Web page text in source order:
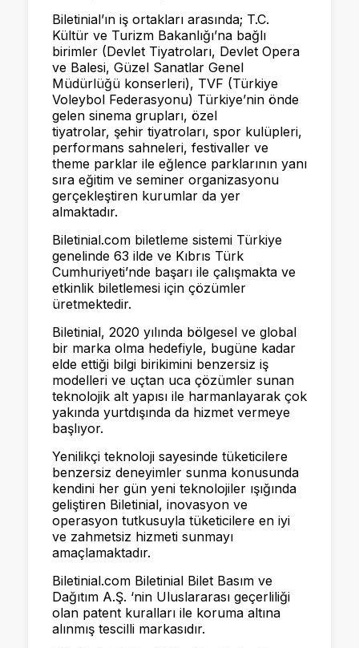
Biletinial’ın iş ortakları arasında; T.C.
Kültür ve Turizm Bakanlığı’na bağlı
birimler (Devlet Tiyatroları, Devlet Opera
ve Balesi, Güzel Sanatlar Genel
Müdürlüğü konserleri), TVF (Türkiye
Voleybol Federasyonu) Türkiye’nin önde
gelen sinema grupları, özel
tiyatrolar, şehir tiyatroları, spor kulüpleri,
performans sahneleri, festivaller ve
theme parklar ile eğlence parklarının yanı
sıra eğitim ve seminer organizasyonu
gerçekleştiren kurumlar da yer
almaktadır.
Biletinial.com biletleme sistemi Türkiye
genelinde 63 ilde ve Kıbrıs Türk
Cumhuriyeti’nde başarı ile çalışmakta ve
etkinlik biletlemesi için çözümler
üretmektedir.
Biletinial, 2020 yılında bölgesel ve global
bir marka olma hedefiyle, bugüne kadar
elde ettiği bilgi birikimini benzersiz iş
modelleri ve uçtan uca çözümler sunan
teknolojik alt yapısı ile harmanlayarak çok
yakında yurtdışında da hizmet vermeye
başlıyor.
Yenilikçi teknoloji sayesinde tüketicilere
benzersiz deneyimler sunma konusunda
kendini her gün yeni teknolojiler ışığında
geliştiren Biletinial, inovasyon ve
operasyon tutkusuyla tüketicilere en iyi
ve zahmetsiz hizmeti sunmayı
amaçlamaktadır.
Biletinial.com Biletinial Bilet Basım ve
Dağıtım A.Ş. ‘nin Uluslararası geçerliliği
olan patent kuralları ile koruma altına
alınmış tescilli markasıdır.